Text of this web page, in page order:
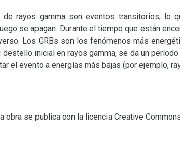
de rayos gamma son eventos transitorios, lo
se apagan. Durante el tiempo que están
Los GRBs son los fenómenos más
destello inicial en rayos gamma, se da un
el evento a energías más bajas (por ejemplo,
obra se publica con la licencia Creative